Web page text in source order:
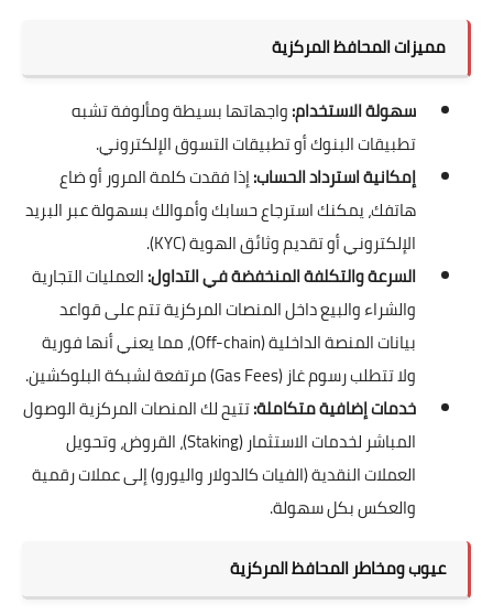
مميزات المحافظ المركزية
سهولة الاستخدام:واجهاتها بسيطة ومألوفة تشبه
تطبيقات البنوك أو تطبيقات التسوق الإلكتروني.
إمكانية استرداد الحساب:إذا فقدت كلمة المرور أو ضاع
هاتفك، يمكنك استرجاع حسابك وأموالك بسهولة عبر البريد
الإلكتروني أو تقديم وثائق الهوية (KYC).
السرعة والتكلفة المنخفضة في التداول:العمليات التجارية
والشراء والبيع داخل المنصات المركزية تتم على قواعد
بيانات المنصة الداخلية (Off-chain)، مما يعني أنها فورية
ولا تتطلب رسوم غاز (Gas Fees) مرتفعة لشبكة البلوكشين.
خدمات إضافية متكاملة:تتيح لك المنصات المركزية الوصول
المباشر لخدمات الاستثمار (Staking)، القروض، وتحويل
العملات النقدية (الفيات كالدولار واليورو) إلى عملات رقمية
والعكس بكل سهولة.
عيوب ومخاطر المحافظ المركزية